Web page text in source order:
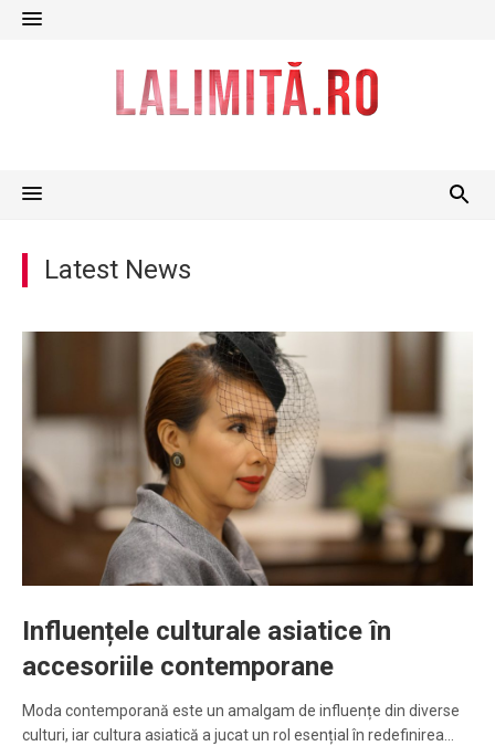
Skip
Latest News
Influențele culturale asiatice în
accesoriile contemporane
Moda contemporană este un amalgam de influențe din diverse
culturi, iar cultura asiatică a jucat un rol esențial în redefinirea…